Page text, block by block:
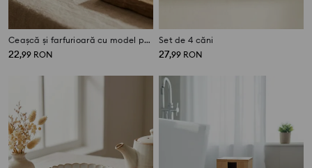
Ceașcă și farfurioară cu model punctat
22,99 RON
Set de 4 căni
27,99 RON